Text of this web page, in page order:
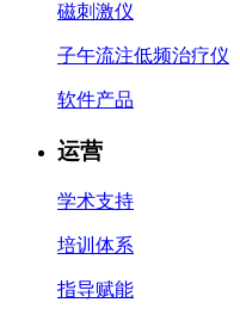
磁刺激仪
子午流注低频治疗仪
软件产品
运营
学术支持
培训体系
指导赋能